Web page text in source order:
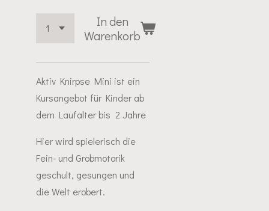
In den
Warenkorb
Aktiv Knirpse Mini ist ein
Kursangebot für Kinder ab
dem Laufalter bis 2 Jahre
Hier wird spielerisch die
Fein- und Grobmotorik
geschult, gesungen und
die Welt erobert.